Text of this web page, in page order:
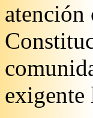
atención